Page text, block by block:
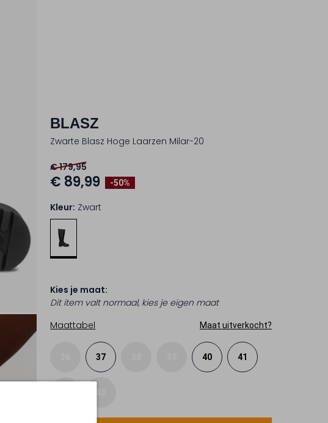
BLASZ
Zwarte Blasz Hoge Laarzen Milar-20
-50%
€ 179,95
€ 89,99
Kleur: Zwart
Kies je maat:
Dit item valt normaal, kies je eigen maat
Maattabel
Maat uitverkocht?
37 40 41